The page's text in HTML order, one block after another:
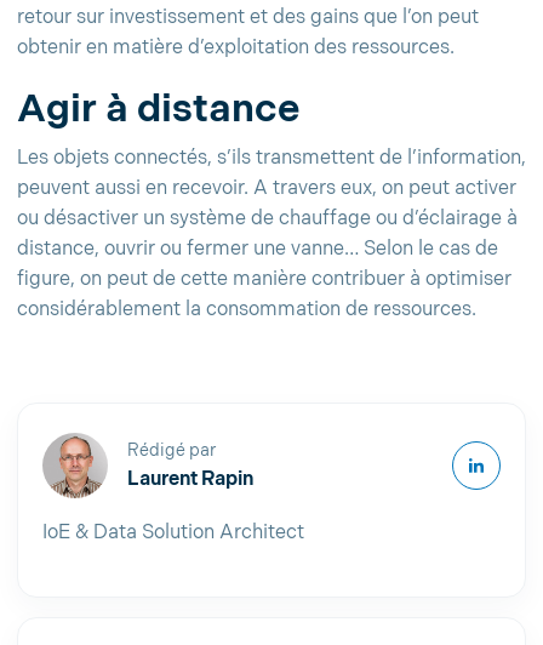
retour sur investissement et des gains que l’on peut
obtenir en matière d’exploitation des ressources.
Agir à distance
Les objets connectés, s’ils transmettent de l’information,
peuvent aussi en recevoir. A travers eux, on peut activer
ou désactiver un système de chauffage ou d’éclairage à
distance, ouvrir ou fermer une vanne… Selon le cas de
figure, on peut de cette manière contribuer à optimiser
considérablement la consommation de ressources.
Rédigé par
Laurent Rapin
IoE & Data Solution Architect